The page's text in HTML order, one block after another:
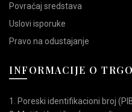
Povraćaj sredstava
Uslovi isporuke
Pravo na odustajanje
INFORMACIJE O
1. Poreski identifikacioni broj